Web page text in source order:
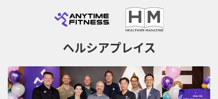
ヘルシアプレイス